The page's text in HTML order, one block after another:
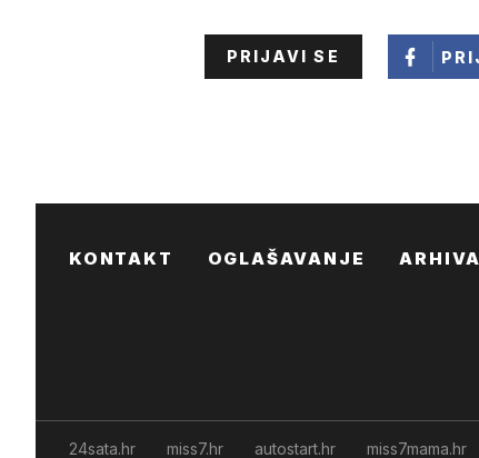
PRIJAVI SE
KONTAKT OGLAŠAVANJE ARHIVA
24sata.hr miss7.hr autostart.hr miss7mama.hr